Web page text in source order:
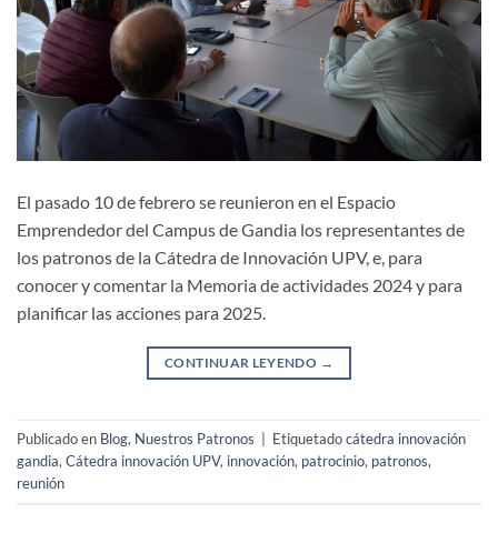
El pasado 10 de febrero se reunieron en el Espacio
Emprendedor del Campus de Gandia los representantes de
los patronos de la Cátedra de Innovación UPV, e, para
conocer y comentar la Memoria de actividades 2024 y para
planificar las acciones para 2025.
CONTINUAR LEYENDO →
Publicado en Blog, Nuestros Patronos Etiquetadocátedra innovación
gandia, Cátedra innovación UPV, innovación, patrocinio, patronos,
reunión